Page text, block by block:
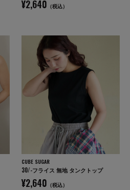
¥2,640 （税込）
CUBE SUGAR
30/-フライス 無地 タンクトップ
¥2,640 （税込）